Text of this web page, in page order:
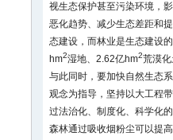
视生态保护甚至污染环境，
恶化趋势、减少生态差距和
态建设，而林业是生态建设
hm2湿地、2.62亿hm2荒漠
与此同时，要加快自然生态
观念为指导，坚持以大工程
过法治化、制度化、科学化
森林通过吸收烟粉尘可以提